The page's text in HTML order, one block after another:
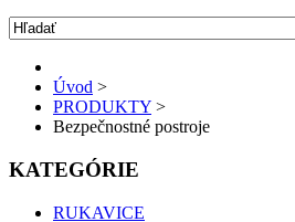
Úvod >
PRODUKTY >
Bezpečnostné postroje
KATEGÓRIE
RUKAVICE